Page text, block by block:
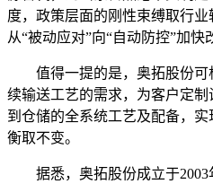
度，政策层面的刚性束缚取行
从“被动应对”向“自动防控”加快
值得一提的是，奥拓股份可
续输送工艺的需求，为客户定
到仓储的全系统工艺及配备，
衡取不变。
据悉，奥拓股份成立于2003